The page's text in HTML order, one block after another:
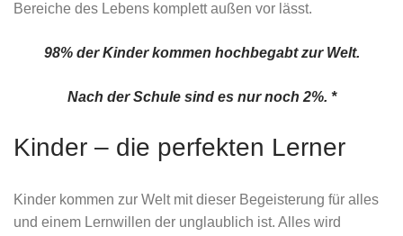
Bereiche des Lebens komplett außen vor lässt.
98% der Kinder kommen hochbegabt zur Welt.
Nach der Schule sind es nur noch 2%. *
Kinder – die perfekten Lerner
Kinder kommen zur Welt mit dieser Begeisterung für alles
und einem Lernwillen der unglaublich ist. Alles wird